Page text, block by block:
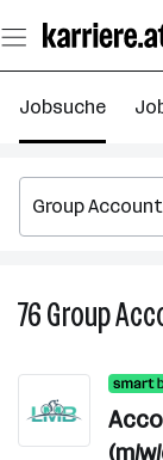
Seiteninhalt
springen
Jobsuche
76Group
(m/